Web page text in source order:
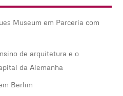
Museum em Parceria com
de arquitetura e o
da Alemanha
Berlim